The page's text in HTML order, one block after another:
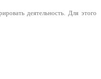
деятельность. Для этого